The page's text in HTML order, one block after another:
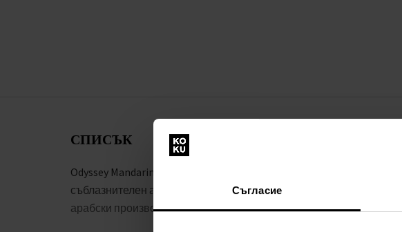
Съгласие
СПИСЪК
Odyssey Mandarin Sky е завладяващ и
съблазнителен аромат от реномирания
арабски производител на парфюми Armaf.
Вид аромат: